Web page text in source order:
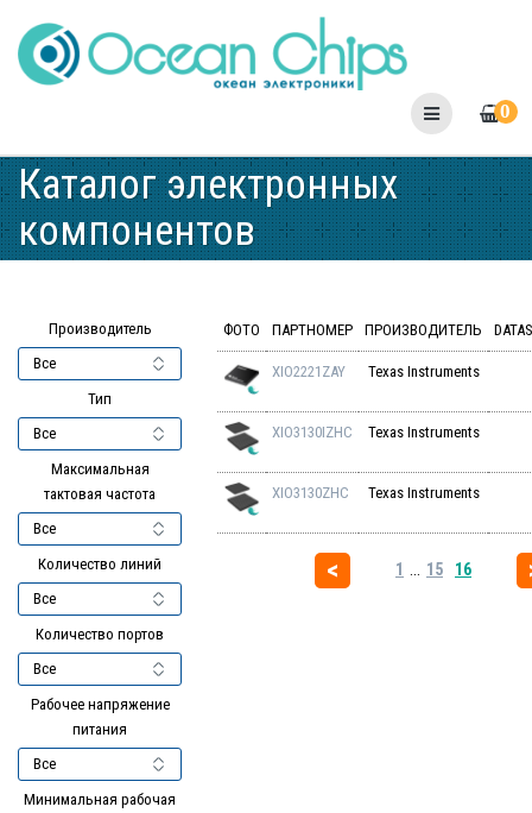
to
content
0
Каталог электронных
компонентов
Производитель
Тип
Максимальная
тактовая частота
Количество линий
Количество портов
Рабочее напряжение
питания
Минимальная рабочая
ФОТО ПАРТНОМЕР ПРОИЗВОДИТЕЛЬ
XIO2221ZAY Texas Instruments
XIO3130IZHC Texas Instruments
XIO3130ZHC Texas Instruments
1 15 16